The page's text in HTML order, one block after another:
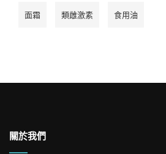
面霜 類雌激素 食用油
關於我們